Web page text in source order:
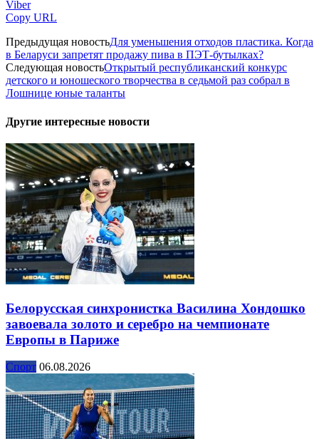
Viber
Copy URL
Предыдущая новостьДля уменьшения отходов пластика. Когда
в Беларуси запретят продажу пива в ПЭТ-бутылках?
Следующая новостьОткрытый республиканский конкурс
детского и юношеского творчества в седьмой раз собрал в
Лошнице юные таланты
Другие интересные новости
Белорусская синхронистка Василина Хондошко
завоевала золото и серебро на чемпионате
Европы в Париже
Спорт 06.08.2026